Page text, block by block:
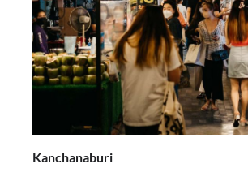
Kanchanaburi